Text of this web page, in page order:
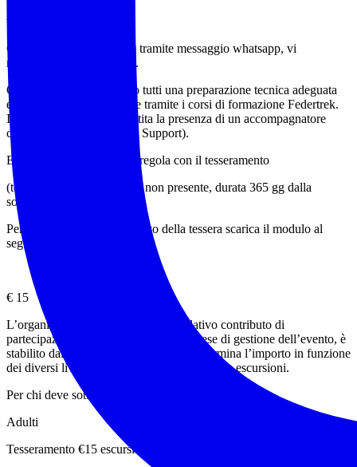
wa.me/+393493676784
Contattaci preferibilmente tramite messaggio whatsapp, vi
richiameremo con piacere.
Gli accompagnatori hanno tutti una preparazione tecnica adeguata
ed aggiornata annualmente tramite i corsi di formazione Federtrek.
In ogni escursione è garantita la presenza di un accompagnatore
certificato BLS (Base Life Support).
Evento riservato ai soci in regola con il tesseramento
(tessera Federtrek 15 € ove non presente, durata 365 gg dalla
sottoscrizione).
Per la sottoscrizione o rinnovo della tessera scarica il modulo al
seguente link:
€ 15
L’organizzazione dell’evento ed il relativo contributo di
partecipazione, quale rimborso delle spese di gestione dell’evento, è
stabilito dall’accompagnatore che ne determina l’importo in funzione
dei diversi livelli di impegno e difficoltà delle escursioni.
Per chi deve sottoscrivere la tessera
Adulti
Tesseramento €15 escursione €10